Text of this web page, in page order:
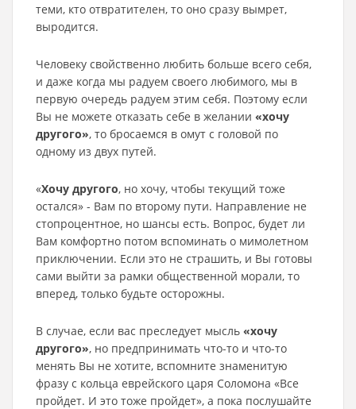
теми, кто отвратителен, то оно сразу вымрет,
выродится.
Человеку свойственно любить больше всего себя,
и даже когда мы радуем своего любимого, мы в
первую очередь радуем этим себя. Поэтому если
Вы не можете отказать себе в желании «хочу
другого», то бросаемся в омут с головой по
одному из двух путей.
«Хочу другого, но хочу, чтобы текущий тоже
остался» - Вам по второму пути. Направление не
стопроцентное, но шансы есть. Вопрос, будет ли
Вам комфортно потом вспоминать о мимолетном
приключении. Если это не страшить, и Вы готовы
сами выйти за рамки общественной морали, то
вперед, только будьте осторожны.
В случае, если вас преследует мысль «хочу
другого», но предпринимать что-то и что-то
менять Вы не хотите, вспомните знаменитую
фразу с кольца еврейского царя Соломона «Все
пройдет. И это тоже пройдет», а пока послушайте